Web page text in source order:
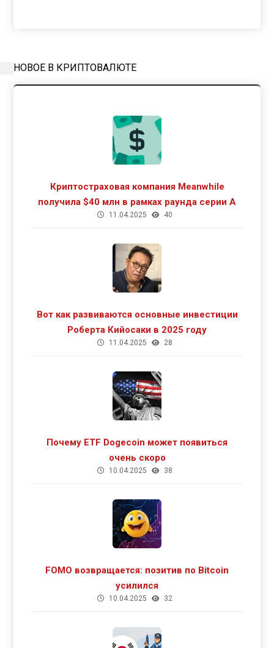
НОВОЕ В КРИПТОВАЛЮТЕ
Криптостраховая компания Meanwhile
получила $40 млн в рамках раунда серии А
11.04.2025 40
Вот как развиваются основные инвестиции
Роберта Кийосаки в 2025 году
11.04.2025 28
Почему ETF Dogecoin может появиться
очень скоро
10.04.2025 38
FOMO возвращается: позитив по Bitcoin
усилился
10.04.2025 32